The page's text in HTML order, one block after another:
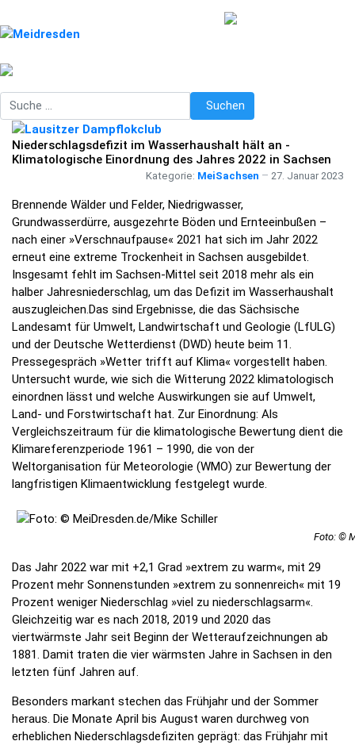
Suchen Suchen
Niederschlagsdefizit im Wasserhaushalt hält an -
Klimatologische Einordnung des Jahres 2022 in Sachsen
Kategorie: MeiSachsen 27. Januar 2023
Brennende Wälder und Felder, Niedrigwasser,
Grundwasserdürre, ausgezehrte Böden und Ernteeinbußen –
nach einer »Verschnaufpause« 2021 hat sich im Jahr 2022
erneut eine extreme Trockenheit in Sachsen ausgebildet.
Insgesamt fehlt im Sachsen-Mittel seit 2018 mehr als ein
halber Jahresniederschlag, um das Defizit im Wasserhaushalt
auszugleichen.Das sind Ergebnisse, die das Sächsische
Landesamt für Umwelt, Landwirtschaft und Geologie (LfULG)
und der Deutsche Wetterdienst (DWD) heute beim 11.
Pressegespräch »Wetter trifft auf Klima« vorgestellt haben.
Untersucht wurde, wie sich die Witterung 2022 klimatologisch
einordnen lässt und welche Auswirkungen sie auf Umwelt,
Land- und Forstwirtschaft hat. Zur Einordnung: Als
Vergleichszeitraum für die klimatologische Bewertung dient die
Klimareferenzperiode 1961 – 1990, die von der
Weltorganisation für Meteorologie (WMO) zur Bewertung der
langfristigen Klimaentwicklung festgelegt wurde.
Foto: ©
Das Jahr 2022 war mit +2,1 Grad »extrem zu warm«, mit 29
Prozent mehr Sonnenstunden »extrem zu sonnenreich« mit 19
Prozent weniger Niederschlag »viel zu niederschlagsarm«.
Gleichzeitig war es nach 2018, 2019 und 2020 das
viertwärmste Jahr seit Beginn der Wetteraufzeichnungen ab
1881. Damit traten die vier wärmsten Jahre in Sachsen in den
letzten fünf Jahren auf.
Besonders markant stechen das Frühjahr und der Sommer
heraus. Die Monate April bis August waren durchweg von
erheblichen Niederschlagsdefiziten geprägt: das Frühjahr mit